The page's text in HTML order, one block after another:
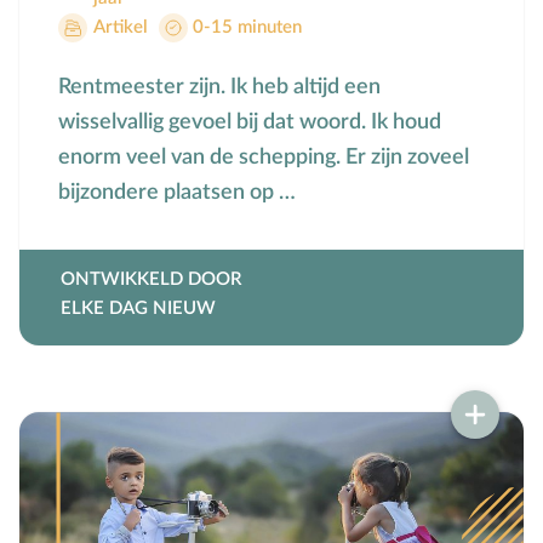
Groepsdruk
Hemelvaartsdag
Hervormingsdag
Huwelijk
K
Kerkactiviteiten
Kindermishandeling/-misbruik
Kleuter
L
Lichamelijke ontwikkeling
M
Meerbegaafd/hoogbegaafd
Artikel
0-15 minuten
Rentmeester zijn. Ik heb altijd een
wisselvallig gevoel bij dat woord. Ik houd
enorm veel van de schepping. Er zijn zoveel
bijzondere plaatsen op …
ONTWIKKELD DOOR
ELKE DAG NIEUW